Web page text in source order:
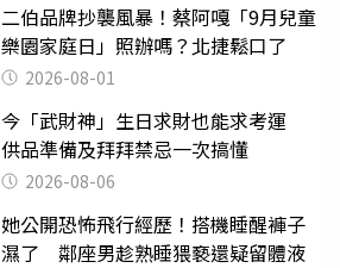
二伯品牌抄襲風暴！蔡阿嘎「9月兒童
樂園家庭日」照辦嗎？北捷鬆口了
2026-08-01
今「武財神」生日求財也能求考運
供品準備及拜拜禁忌一次搞懂
2026-08-06
她公開恐怖飛行經歷！搭機睡醒褲子
濕了 鄰座男趁熟睡猥褻還疑留體液